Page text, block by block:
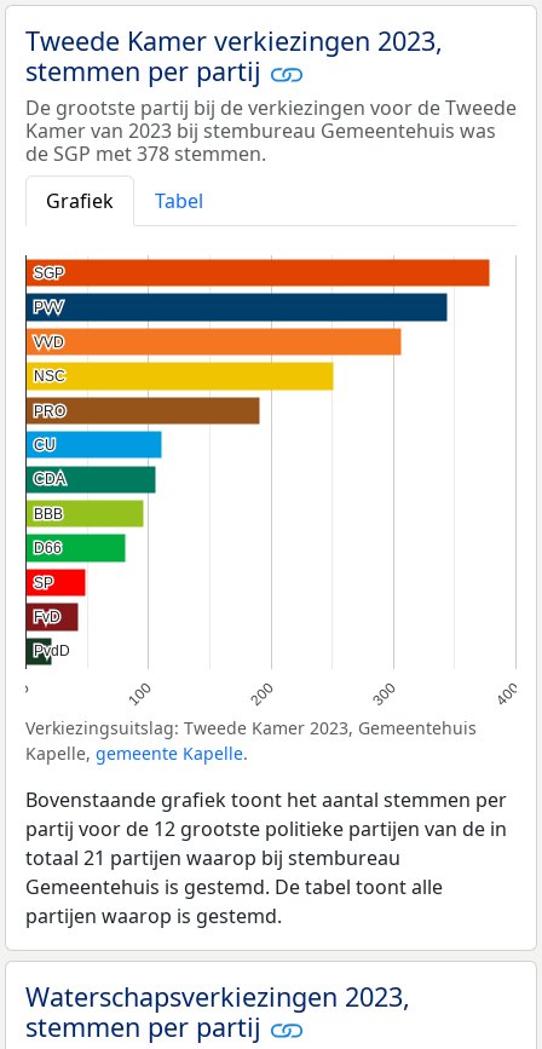
Tweede Kamer verkiezingen 2023,
stemmen per partij
De grootste partij bij de verkiezingen voor de Tweede
Kamer van 2023 bij stembureau Gemeentehuis was
de SGP met 378 stemmen.
Grafiek
Tabel
0 100 200 300 400
SGP
SGP
PVV
PVV
VVD
VVD
NSC
NSC
PRO
PRO
CU
CU
CDA
CDA
BBB
BBB
D66
D66
SP
SP
FvD
FvD
PvdD
PvdD
Verkiezingsuitslag: Tweede Kamer 2023, Gemeentehuis
Kapelle, gemeente Kapelle.
Bovenstaande grafiek toont het aantal stemmen per
partij voor de 12 grootste politieke partijen van de in
totaal 21 partijen waarop bij stembureau
Gemeentehuis is gestemd. De tabel toont alle
partijen waarop is gestemd.
Waterschapsverkiezingen 2023,
stemmen per partij